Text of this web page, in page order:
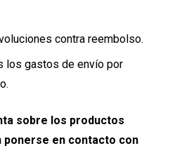
contra reembolso.
los gastos de envío por
sobre los productos
ponerse en contacto con